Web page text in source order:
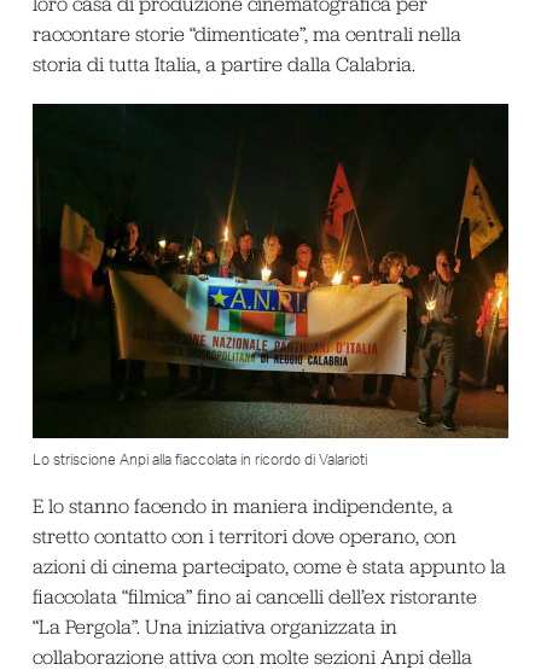
raccontare storie “dimenticate”, ma centrali nella
storia di tutta Italia, a partire dalla Calabria.
Lo striscione Anpi alla fiaccolata in ricordo di Valarioti
E lo stanno facendo in maniera indipendente, a
stretto contatto con i territori dove operano, con
azioni di cinema partecipato, come è stata appunto la
fiaccolata “filmica” fino ai cancelli dell’ex ristorante
“La Pergola”. Una iniziativa organizzata in
collaborazione attiva con molte sezioni Anpi della